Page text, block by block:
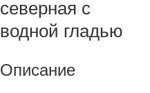
северная с
водной гладью
Описание